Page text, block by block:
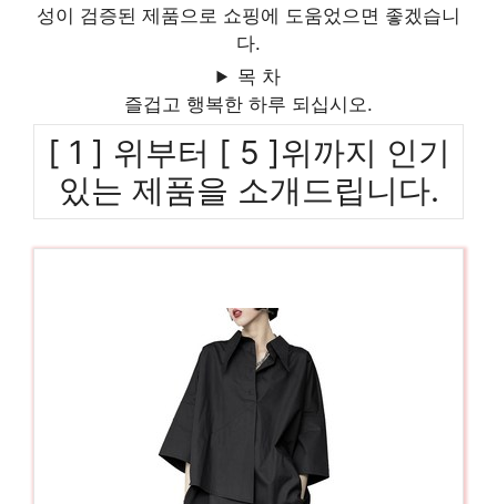
성이 검증된 제품으로 쇼핑에 도움었으면 좋겠습니
다.
목 차
즐겁고 행복한 하루 되십시오.
[ 1 ] 위부터 [ 5 ]위까지 인기
있는 제품을 소개드립니다.